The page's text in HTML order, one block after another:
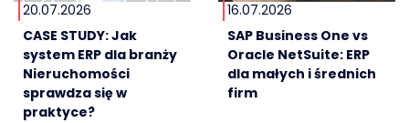
20.07.2026
CASE STUDY: Jak
system ERP dla branży
Nieruchomości
sprawdza się w
praktyce?
16.07.2026
SAP Business One vs
Oracle NetSuite: ERP
dla małych i średnich
firm